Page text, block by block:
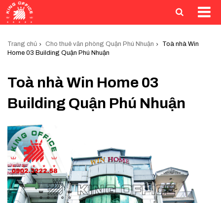
Trang chủ Cho thuê văn phòng Quận Phú Nhuận
Toà nhà Win
Home 03 Building Quận Phú Nhuận
Toà nhà Win Home 03
Building Quận Phú Nhuận